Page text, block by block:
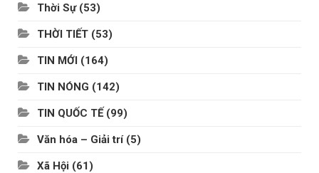
Thời Sự(53)
THỜI TIẾT (53)
TIN MỚI (164)
TIN NÓNG (142)
TIN QUỐC TẾ (99)
Văn hóa – Giải trí(5)
Xã Hội (61)